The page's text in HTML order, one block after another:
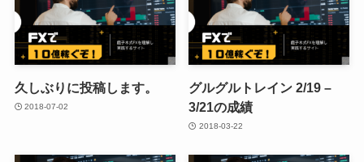
久しぶりに投稿します。
2018-07-02
グルグルトレイン 2/19 –
3/21の成績
2018-03-22